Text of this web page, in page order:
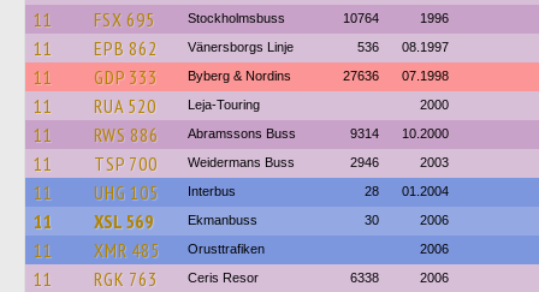
11
FSX 695 Stockholmsbuss 10764 1996
11 EPB 862 Vänersborgs Linje 536 08.1997
11 GDP 333 Byberg & Nordins 27636 07.1998
11 RUA 520 Leja-Touring 2000
11 RWS 886 Abramssons Buss 9314 10.2000
11 TSP 700 Weidermans Buss 2946 2003
11 UHG 105 Interbus 28 01.2004
11 XSL 569 Ekmanbuss 30 2006
11 XMR 485 Orusttrafiken 2006
11 RGK 763 Ceris Resor 6338 2006